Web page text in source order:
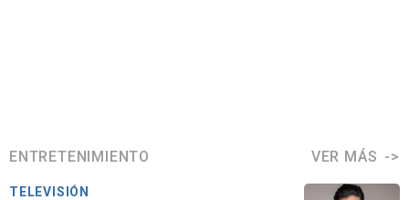
ENTRETENIMIENTO VER MÁS
TELEVISIÓN